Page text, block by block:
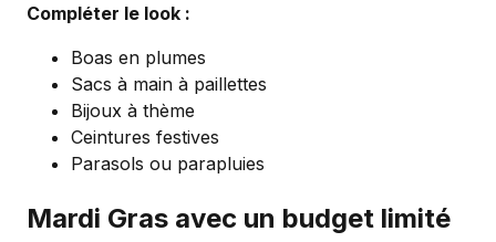
Compléter le look :
Boas en plumes
Sacs à main à paillettes
Bijoux à thème
Ceintures festives
Parasols ou parapluies
Mardi Gras avec un budget limité